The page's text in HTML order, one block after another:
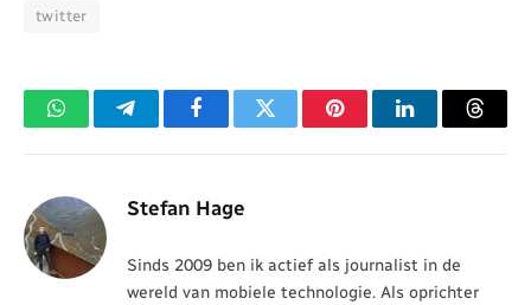
twitter
WhatsAppTelegramFacebookTwitter PinterestLinkedIn
Stefan Hage
Sinds 2009 ben ik actief als journalist in de
wereld van mobiele technologie. Als oprichter